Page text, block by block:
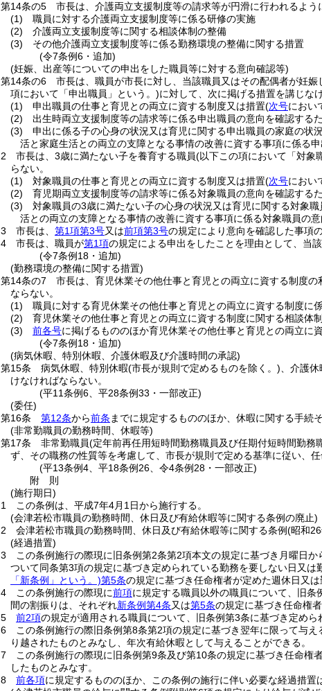
第14条の5
市長は、介護両立支援制度等の請求等が円滑に行われるよ
(1)
職員に対する介護両立支援制度等に係る研修の実施
(2)
介護両立支援制度等に関する相談体制の整備
(3)
その他介護両立支援制度等に係る勤務環境の整備に関する措置
(令7条例6・追加)
(妊娠、出産等についての申出をした職員等に対する意向確認等)
第14条の6
市長は、職員が市長に対し、当該職員又はその配偶者が妊
項において「申出職員」という。)に対して、次に掲げる措置を講じな
(1)
申出職員の仕事と育児との両立に資する制度又は措置(次号におい
(2)
出生時両立支援制度等の請求等に係る申出職員の意向を確認する
(3)
申出に係る子の心身の状況又は育児に関する申出職員の家庭の状
活と家庭生活との両立の支障となる事情の改善に資する事項に係る
2
市長は、3歳に満たない子を養育する職員(以下この項において「対象
らない。
(1)
対象職員の仕事と育児との両立に資する制度又は措置(次号におい
(2)
育児期両立支援制度等の請求等に係る対象職員の意向を確認する
(3)
対象職員の3歳に満たない子の心身の状況又は育児に関する対象
活との両立の支障となる事情の改善に資する事項に係る対象職員の
3
市長は、 第1項第3号又は前項第3号の規定により意向を確認した事項
4
市長は、職員が第1項の規定による申出をしたことを理由として、当
(令7条例18・追加)
(勤務環境の整備に関する措置)
第14条の7
市長は、育児休業その他仕事と育児との両立に資する制度
ならない。
(1)
職員に対する育児休業その他仕事と育児との両立に資する制度に
(2)
育児休業その他仕事と育児との両立に資する制度に関する相談体
(3)
前各号に掲げるもののほか育児休業その他仕事と育児との両立に
(令7条例18・追加)
(病気休暇、特別休暇、介護休暇及び介護時間の承認)
第15条
病気休暇、特別休暇(市長が規則で定めるものを除く。) 、介護
けなければならない。
(平11条例6、平28条例33・一部改正)
(委任)
第16条
第12条から前条 までに規定するもののほか、休暇に関する手続
(非常勤職員の勤務時間、休暇等)
第17条
非常勤職員(定年前再任用短時間勤務職員及び任期付短時間勤務
ず、その職務の性質等を考慮して、市長が規則で定める基準に従い、任
(平13条例4、平18条例26、令4条例28・一部改正)
附 則
(施行期日)
1
この条例は、平成7年4月1日から施行する。
(会津若松市職員の勤務時間、休日及び有給休暇等に関する条例の廃止)
2
会津若松市職員の勤務時間、休日及び有給休暇等に関する条例(昭和
(経過措置)
3
この条例施行の際現に旧条例第2条第2項本文の規定に基づき月曜日
ついて同条第3項の規定に基づき定められている勤務を要しない日又は
「新条例」という。)第5条の規定に基づき任命権者が定めた週休日又は
4
この条例施行の際現に前項に規定する職員以外の職員について、旧
間の割振りは、それぞれ新条例第4条又は第5条の規定に基づき任命権
5
前2項の規定が適用される職員について、旧条例第3条に基づき定めら
6
この条例施行の際旧条例第8条第2項の規定に基づき翌年に限って与え
り越されたものとみなし、年次有給休暇として与えることができる。
7
この条例施行の際現に旧条例第9条及び第10条の規定に基づき任命権
したものとみなす。
8
前各項に規定するもののほか、この条例の施行に伴い必要な経過措置